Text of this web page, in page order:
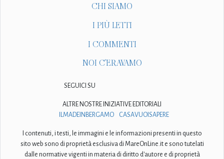
CHI SIAMO
I PIÙ LETTI
I COMMENTI
NOI C'ERAVAMO
SEGUICI SU
ALTRE NOSTRE INIZIATIVE EDITORIALI
ILMADEINBERGAMO
CASAVUOISAPERE
I contenuti, i testi, le immagini e le informazioni presenti in questo
sito web sono di proprietà esclusiva di MareOnLine.it e sono tutelati
dalle normative vigenti in materia di diritto d'autore e di proprietà